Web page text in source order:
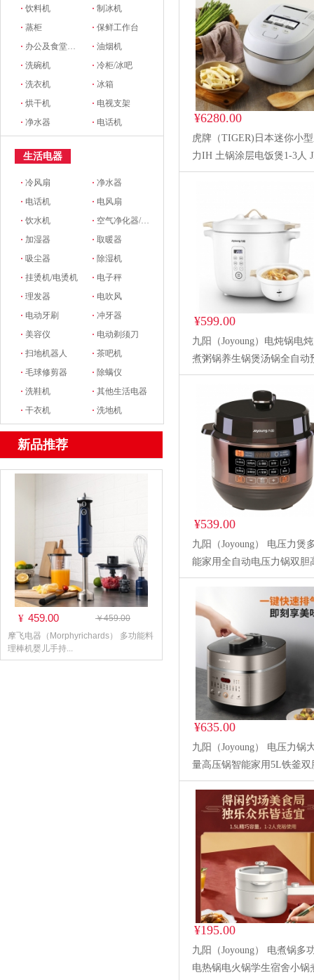
·饮料机 ·制冰机
·蒸柜 ·保鲜工作台
· 办公及食堂开水器 ·油烟机
·洗碗机 ·冷柜/冰吧
·洗衣机 ·冰箱
·烘干机 · 电视支架
·净水器 · 电话机
生活电器
·冷风扇 ·净水器
· 电话机 · 电风扇
·饮水机 · 空气净化器/新风系统
· 加湿器 ·取暖器
·吸尘器 · 除湿机
·挂烫机/电烫机 · 电子秤
·理发器 · 电吹风
· 电动牙刷 ·冲牙器
·美容仪 · 电动剃须刀
·扫地机器人 ·茶吧机
·毛球修剪器 · 除螨仪
·洗鞋机 ·其他生活电器
·干衣机 ·洗地机
新品推荐
¥ 459.00
￥459.00
摩飞电器（Morphyrichards） 多功能料
理棒机婴儿手持...
¥6280.00
虎牌（TIGER)日本迷你小
力IH 土锅涂层电饭煲1-3人
A06C
¥599.00
九阳（Joyoung）电炖锅电
煮粥锅养生锅煲汤锅全自动
家用白瓷电锅D-45Z2
¥539.00
九阳（Joyoung） 电压力煲
能家用全自动电压力锅双胆
锅可预约 Y-60C20
¥635.00
九阳（Joyoung） 电压力锅
量高压锅智能家用5L铁釜双
电磁加热压力煲 5升-50IHS9
¥195.00
九阳（Joyoung） 电煮锅多
电热锅电火锅学生宿舍小锅